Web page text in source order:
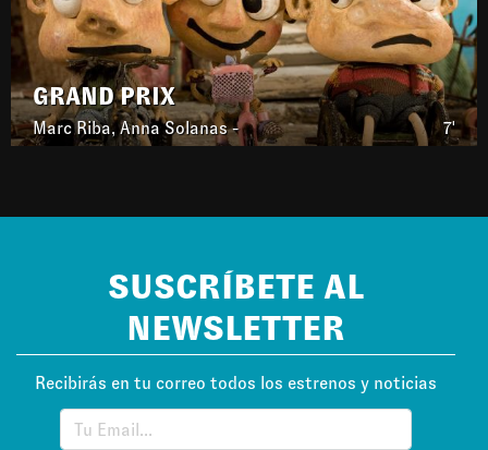
GRAND PRIX
7'
Marc Riba, Anna Solanas -
SUSCRÍBETE AL
NEWSLETTER
Recibirás en tu correo todos los estrenos y noticias